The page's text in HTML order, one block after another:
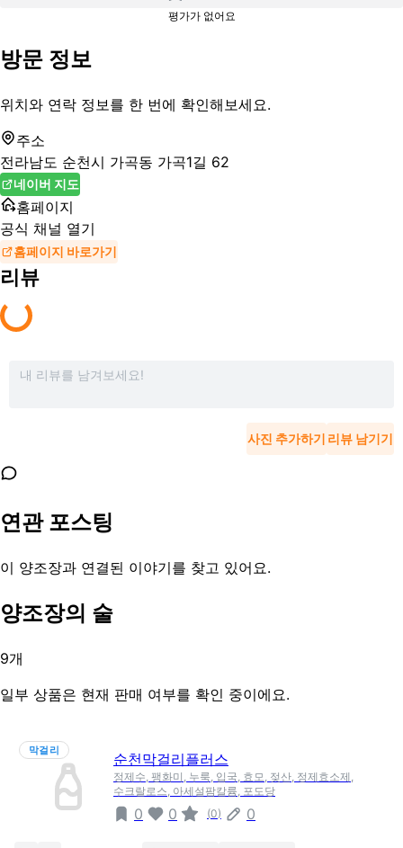
평가가 없어요
방문 정보
위치와 연락 정보를 한 번에 확인해보세요.
주소
전라남도 순천시 가곡동 가곡1길 62
네이버 지도
홈페이지
공식 채널 열기
홈페이지 바로가기
리뷰
사진 추가하기 리뷰 남기기
연관 포스팅
이 양조장과 연결된 이야기를 찾고 있어요.
양조장의 술
9개
일부 상품은 현재 판매 여부를 확인 중이에요.
막걸리
순천막걸리플러스
정제수, 팽화미, 누룩, 입국, 효모, 젖산, 정제효소제,
수크랄로스, 아세설팜칼륨, 포도당
0 0 (0) 0